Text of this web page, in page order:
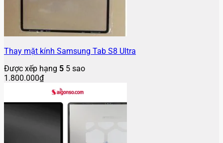
Thay mặt kính Samsung Tab S8 Ultra
Được xếp hạng 5 5 sao
1.800.000₫